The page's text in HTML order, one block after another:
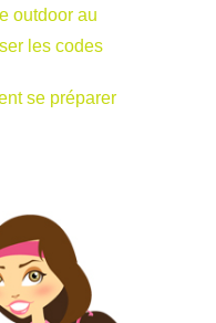
outdoor au
les codes
se préparer